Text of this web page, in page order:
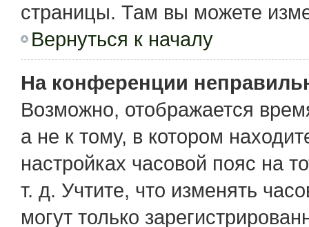
страницы. Там вы можете
Вернуться к началу
На конференции
Возможно, отображается
а не к тому, в котором
настройках часовой пояс на
т. д. Учтите, что изменять
могут только